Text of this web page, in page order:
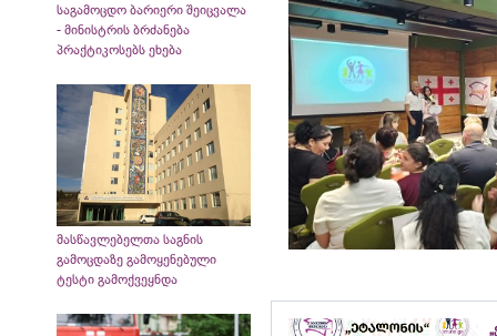
საგამოცდო ბარიერი შეიცვალა
- მინისტრის ბრძანება
პრაქტიკოსებს ეხება
მასწავლებელთა საგნის
გამოცდაზე გამოყენებული
ტესტი გამოქვეყნდა